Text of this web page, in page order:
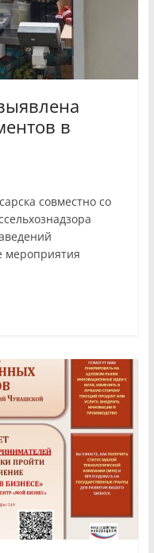
в
совместно со
мероприятия